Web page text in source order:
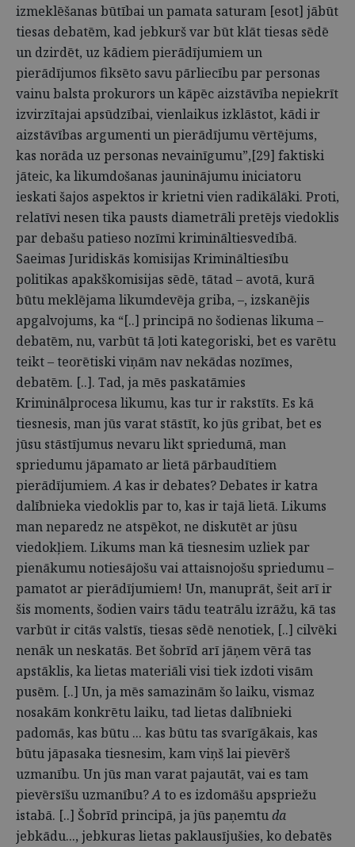
izmeklēšanas būtībai un pamata saturam [esot] jābūt
tiesas debatēm, kad jebkurš var būt klāt tiesas sēdē
un dzirdēt, uz kādiem pierādījumiem un
pierādījumos fiksēto savu pārliecību par personas
vainu balsta prokurors un kāpēc aizstāvība nepiekrīt
izvirzītajai apsūdzībai, vienlaikus izklāstot, kādi ir
aizstāvības argumenti un pierādījumu vērtējums,
kas norāda uz personas nevainīgumu”,[29] faktiski
jāteic, ka likumdošanas jauninājumu iniciatoru
ieskati šajos aspektos ir krietni vien radikālāki. Proti,
relatīvi nesen tika pausts diametrāli pretējs viedoklis
par debašu patieso nozīmi krimināltiesvedībā.
Saeimas Juridiskās komisijas Krimināltiesību
politikas apakškomisijas sēdē, tātad – avotā, kurā
būtu meklējama likumdevēja griba, –, izskanējis
apgalvojums, ka “[..] principā no šodienas likuma –
debatēm, nu, varbūt tā ļoti kategoriski, bet es varētu
teikt – teorētiski viņām nav nekādas nozīmes,
debatēm. [..]. Tad, ja mēs paskatāmies
Kriminālprocesa likumu, kas tur ir rakstīts. Es kā
tiesnesis, man jūs varat stāstīt, ko jūs gribat, bet es
jūsu stāstījumus nevaru likt spriedumā, man
spriedumu jāpamato ar lietā pārbaudītiem
pierādījumiem.Akas ir debates? Debates ir katra
dalībnieka viedoklis par to, kas ir tajā lietā. Likums
man neparedz ne atspēkot, ne diskutēt ar jūsu
viedokļiem. Likums man kā tiesnesim uzliek par
pienākumu notiesājošu vai attaisnojošu spriedumu –
pamatot ar pierādījumiem! Un, manuprāt, šeit arī ir
šis moments, šodien vairs tādu teatrālu izrāžu, kā tas
varbūt ir citās valstīs, tiesas sēdē nenotiek, [..] cilvēki
nenāk un neskatās. Bet šobrīd arī jāņem vērā tas
apstāklis, ka lietas materiāli visi tiek izdoti visām
pusēm. [..] Un, ja mēs samazinām šo laiku, vismaz
nosakām konkrētu laiku, tad lietas dalībnieki
padomās, kas būtu ... kas būtu tas svarīgākais, kas
būtu jāpasaka tiesnesim, kam viņš lai pievērš
uzmanību. Un jūs man varat pajautāt, vai es tam
pievērsīšu uzmanību?A to es izdomāšu apspriežu
istabā. [..] Šobrīd principā, ja jūs paņemtuda
jebkādu..., jebkuras lietas paklausījušies, ko debatēs